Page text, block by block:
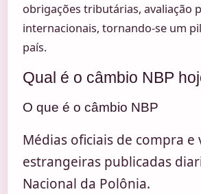
obrigações tributárias, avaliação
internacionais, tornando-se um
país.
Qual é o câmbio NBP
O que é o câmbio NBP
Médias oficiais de compra e
estrangeiras publicadas
Nacional da Polônia.